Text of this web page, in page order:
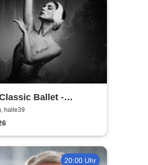
Ballet -
- Jenseits der
live Streichquartett
halle39
20:00 Uhr